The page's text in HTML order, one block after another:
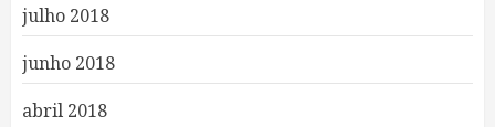
julho 2018
junho 2018
abril 2018